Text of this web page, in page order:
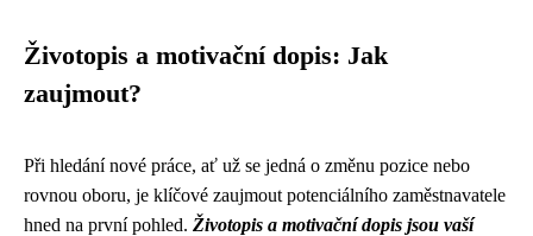
Životopis a motivační dopis: Jak
zaujmout?
Při hledání nové práce, ať už se jedná o změnu pozice nebo
rovnou oboru, je klíčové zaujmout potenciálního zaměstnavatele
hned na první pohled. Životopis a motivační dopis jsou vaší